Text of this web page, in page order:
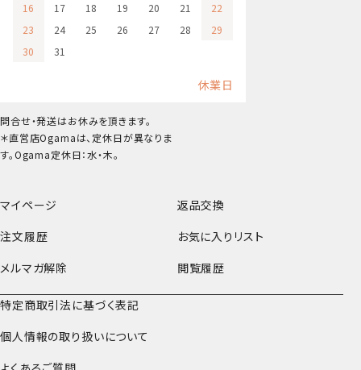
マイページ
返品交換
注文履歴
お気に入りリスト
メルマガ解除
閲覧履歴
特定商取引法に基づく表記
個人情報の取り扱いについて
16
17 18 19 20 21
22
23
24 25 26 27 28
29
30
31
休業日
問合せ・発送はお休みを頂きます。
＊直営店Ogamaは、定休日が異なりま
す。Ogama定休日：水・木。